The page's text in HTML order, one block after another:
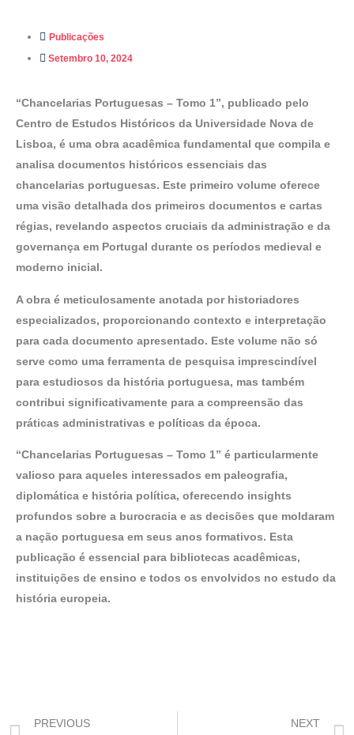
Publicações
Setembro 10, 2024
“Chancelarias Portuguesas – Tomo 1”, publicado pelo
Centro de Estudos Históricos da Universidade Nova de
Lisboa, é uma obra acadêmica fundamental que compila e
analisa documentos históricos essenciais das
chancelarias portuguesas. Este primeiro volume oferece
uma visão detalhada dos primeiros documentos e cartas
régias, revelando aspectos cruciais da administração e da
governança em Portugal durante os períodos medieval e
moderno inicial.
A obra é meticulosamente anotada por historiadores
especializados, proporcionando contexto e interpretação
para cada documento apresentado. Este volume não só
serve como uma ferramenta de pesquisa imprescindível
para estudiosos da história portuguesa, mas também
contribui significativamente para a compreensão das
práticas administrativas e políticas da época.
“Chancelarias Portuguesas – Tomo 1” é particularmente
valioso para aqueles interessados em paleografia,
diplomática e história política, oferecendo insights
profundos sobre a burocracia e as decisões que moldaram
a nação portuguesa em seus anos formativos. Esta
publicação é essencial para bibliotecas acadêmicas,
instituições de ensino e todos os envolvidos no estudo da
história europeia.
PREVIOUS
NEXT